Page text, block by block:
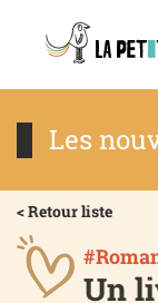
Les
< Retour liste
Un